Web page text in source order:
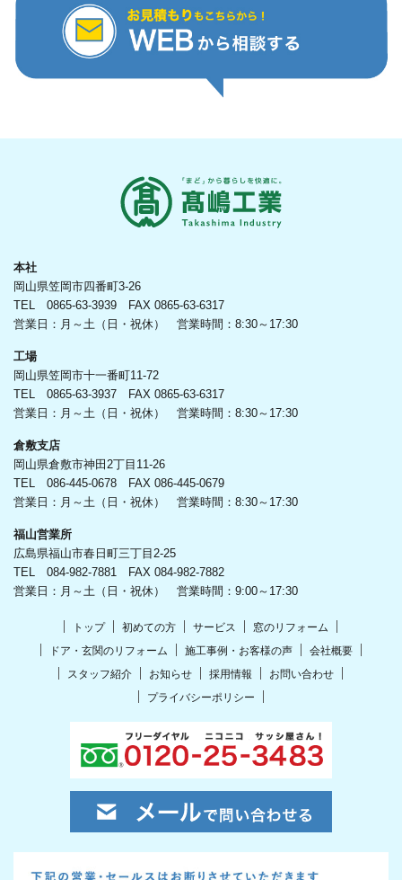
本社
岡山県笠岡市四番町3-26
TEL 0865-63-3939 FAX 0865-63-6317
営業日：月～土（日・祝休） 営業時間：8:30～17:30
工場
岡山県笠岡市十一番町11-72
TEL 0865-63-3937 FAX 0865-63-6317
営業日：月～土（日・祝休） 営業時間：8:30～17:30
倉敷支店
岡山県倉敷市神田2丁目11-26
TEL 086-445-0678 FAX 086-445-0679
営業日：月～土（日・祝休） 営業時間：8:30～17:30
福山営業所
広島県福山市春日町三丁目2-25
TEL 084-982-7881 FAX 084-982-7882
営業日：月～土（日・祝休） 営業時間：9:00～17:30
トップ 初めての方 サービス 窓のリフォーム
ドア・玄関のリフォーム 施工事例・お客様の声 会社概要
スタッフ紹介 お知らせ 採用情報 お問い合わせ
プライバシーポリシー